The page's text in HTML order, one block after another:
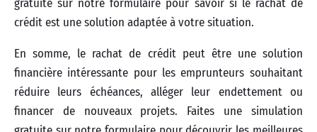
gratuite sur notre formulaire pour savoir si le rachat de
crédit est une solution adaptée à votre situation.
En somme, le rachat de crédit peut être une solution
financière intéressante pour les emprunteurs souhaitant
réduire leurs échéances, alléger leur endettement ou
financer de nouveaux projets. Faites une simulation